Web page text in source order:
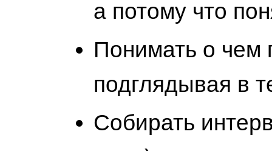
а потому что
Понимать о чем
подглядывая в
Собирать